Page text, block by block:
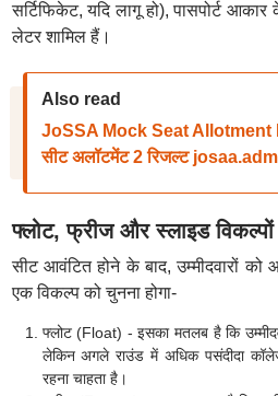
सर्टिफिकेट, यदि लागू हो), पासपोर्ट
लेटर शामिल हैं।
Also read
JoSSA Mock Seat Allotment
सीट अलॉटमेंट 2 रिजल्ट
फ्लोट, फ्रीज और स्लाइड
सीट आवंटित होने के बाद, उम्मीदवारों
एक विकल्प को चुनना होगा-
फ्लोट (Float) - इसका मतलब है कि
लेकिन अगले राउंड में अधिक पसंदीदा
रहना चाहता है।